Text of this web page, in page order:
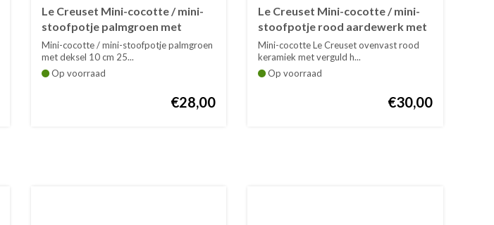
Le Creuset Mini-cocotte / mini-
stoofpotje palmgroen met
deksel
Mini-cocotte / mini-stoofpotje palmgroen
met deksel 10 cm 25...
Op voorraad
€28,00
Le Creuset Mini-cocotte / mini-
stoofpotje rood aardewerk met
verguld hartje op deksel
Mini-cocotte Le Creuset ovenvast rood
keramiek met verguld h...
Op voorraad
€30,00